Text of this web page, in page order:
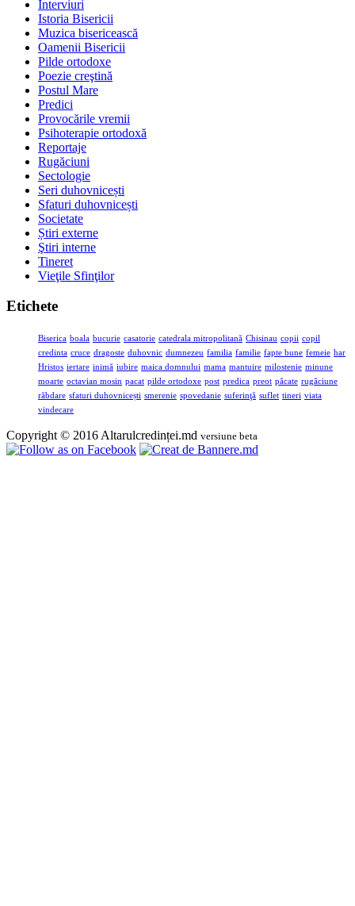
Interviuri
Istoria Bisericii
Muzica bisericească
Oamenii Bisericii
Pilde ortodoxe
Poezie creştină
Postul Mare
Predici
Provocările vremii
Psihoterapie ortodoxă
Reportaje
Rugăciuni
Sectologie
Seri duhovnicești
Sfaturi duhovnicești
Societate
Știri externe
Ştiri interne
Tineret
Vieţile Sfinţilor
Etichete
Biserica boala bucurie casatorie catedrala mitropolitană Chisinau copii copil
credinta cruce dragoste duhovnic dumnezeu familia familie fapte bune femeie har
Hristos iertare inimă iubire maica domnului mama mantuire milostenie minune
moarte octavian mosin pacat pilde ortodoxe post predica preot păcate rugăciune
răbdare sfaturi duhovnicești smerenie spovedanie suferinţă suflet tineri viata
vindecare
Copyright © 2016 Altarulcredinței.md versiune beta